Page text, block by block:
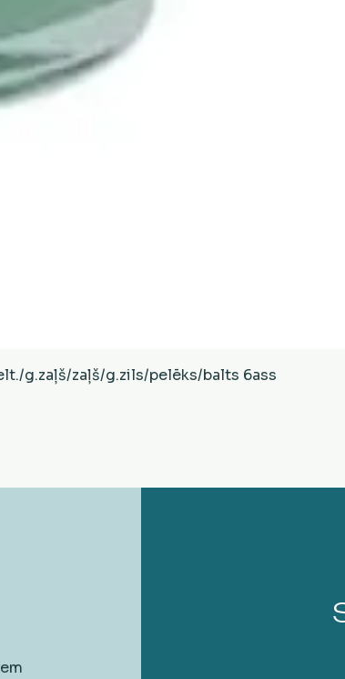
Ātrais skats
g.zaļš/zaļš/g.zils/pelēks/balts 6ass